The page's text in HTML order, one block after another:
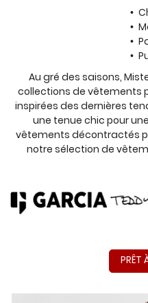
& ACCESSOIRES
AVIS
ACTUALITÉS
CONTACT
Au gré des saisons,
collections de vêtements
inspirées des dernières
une tenue chic pour
vêtements décontractés
notre sélection de
PRÊT